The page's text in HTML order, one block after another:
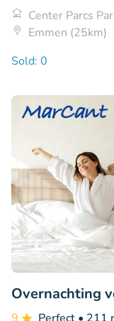
Center Parcs
Emmen (25km)
Sold: 0
Overnachting